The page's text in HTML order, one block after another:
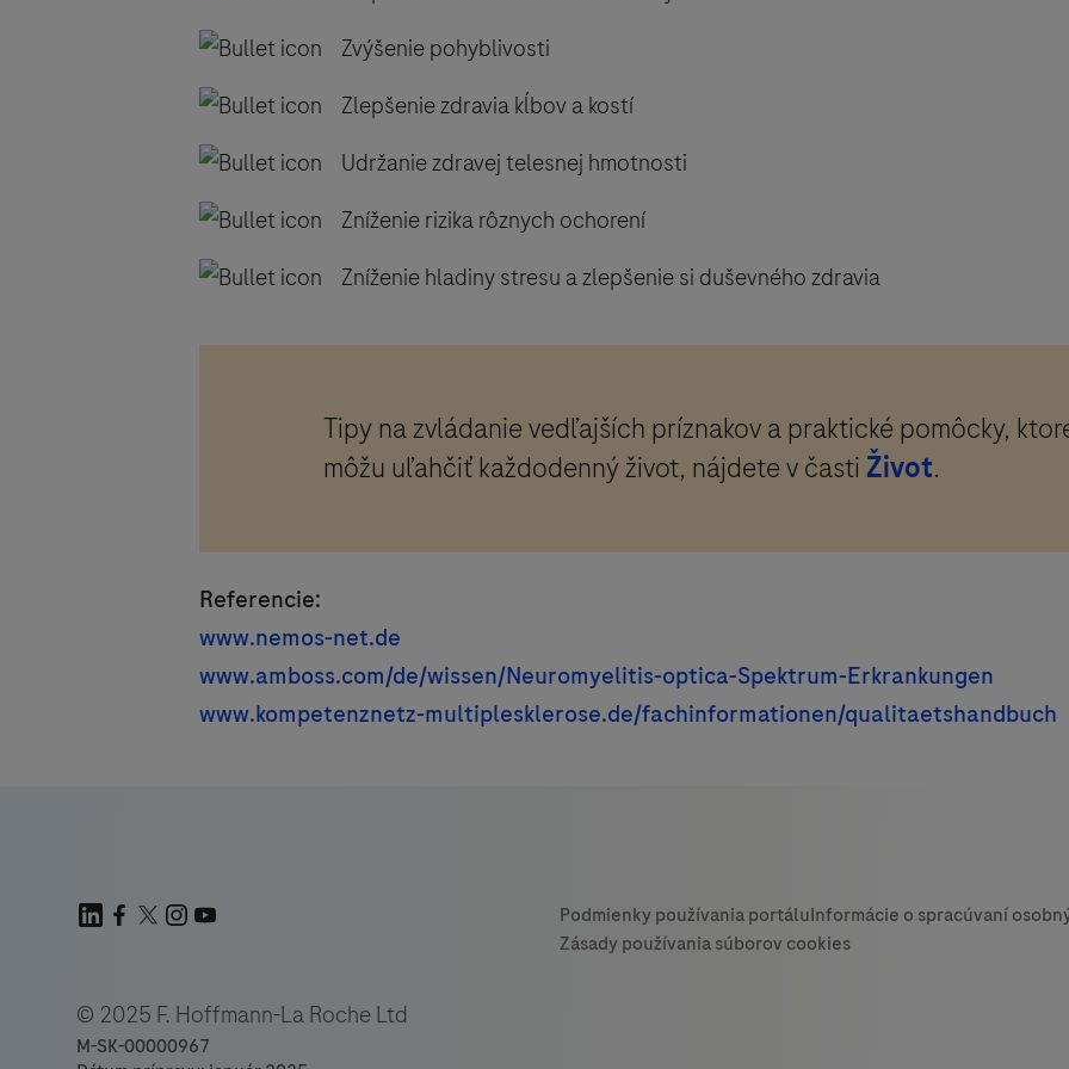
Zvýšenie pohyblivosti
Zlepšenie zdravia kĺbov a kostí
Udržanie zdravej telesnej hmotnosti
Zníženie rizika rôznych ochorení
Zníženie hladiny stresu a zlepšenie si duševného zdravia
Tipy na zvládanie vedľajších príznakov a praktické pomôcky,
môžu uľahčiť každodenný život, nájdete v časti Život.
Referencie:
www.nemos-net.de
www.amboss.com/de/wissen/Neuromyelitis-optica-Spektrum-Erkrankungen
www.kompetenznetz-multiplesklerose.de/fachinformationen/qualitaetshandbuch
© 2025 F. Hoffmann-La Roche Ltd
M-SK-00000967